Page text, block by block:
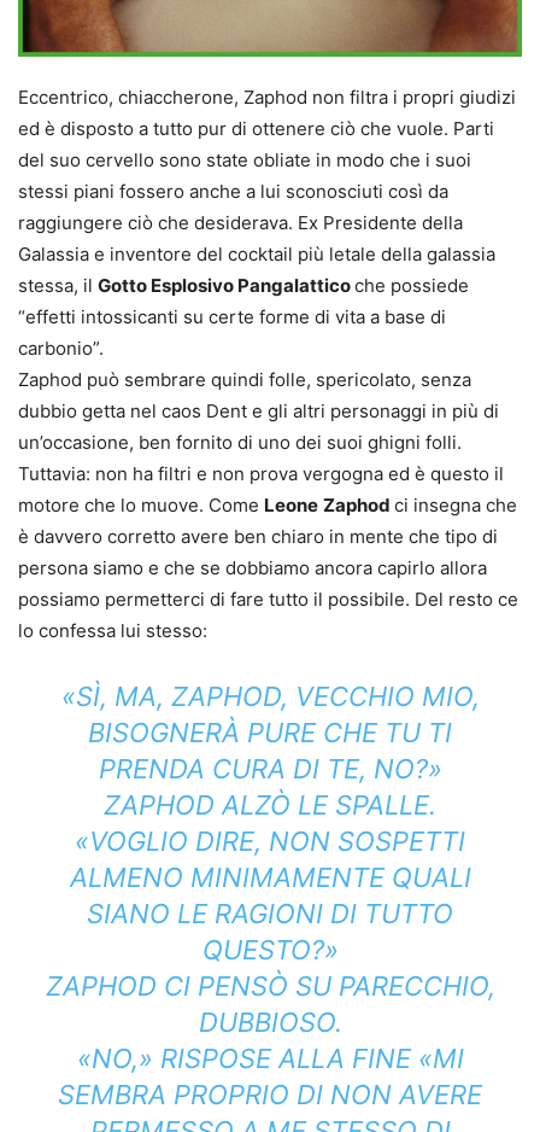
Eccentrico, chiaccherone, Zaphod non filtra i propri giudizi
ed è disposto a tutto pur di ottenere ciò che vuole. Parti
del suo cervello sono state obliate in modo che i suoi
stessi piani fossero anche a lui sconosciuti così da
raggiungere ciò che desiderava. Ex Presidente della
Galassia e inventore del cocktail più letale della galassia
stessa, il Gotto Esplosivo Pangalatticoche possiede
“effetti intossicanti su certe forme di vita a base di
carbonio”.
Zaphod può sembrare quindi folle, spericolato, senza
dubbio getta nel caos Dent e gli altri personaggi in più di
un’occasione, ben fornito di uno dei suoi ghigni folli.
Tuttavia: non ha filtri e non prova vergogna ed è questo il
motore che lo muove. Come Leone Zaphod ci insegna che
è davvero corretto avere ben chiaro in mente che tipo di
persona siamo e che se dobbiamo ancora capirlo allora
possiamo permetterci di fare tutto il possibile. Del resto ce
lo confessa lui stesso:
«SÌ, MA, ZAPHOD, VECCHIO MIO,
BISOGNERÀ PURE CHE TU TI
PRENDA CURA DI TE, NO?»
ZAPHOD ALZÒ LE SPALLE.
«VOGLIO DIRE, NON SOSPETTI
ALMENO MINIMAMENTE QUALI
SIANO LE RAGIONI DI TUTTO
QUESTO?»
ZAPHOD CI PENSÒ SU PARECCHIO,
DUBBIOSO.
«NO,» RISPOSE ALLA FINE «MI
SEMBRA PROPRIO DI NON AVERE